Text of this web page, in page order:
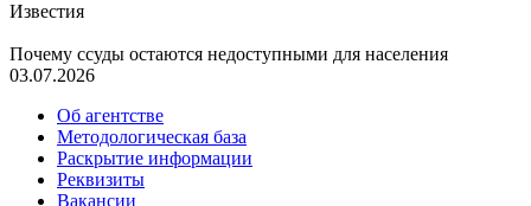
Известия
Почему ссуды остаются недоступными для населения
03.07.2026
Об агентстве
Методологическая база
Раскрытие информации
Реквизиты
Вакансии